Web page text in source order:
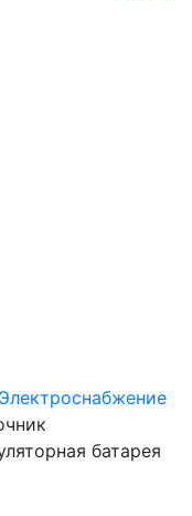
Электроснабжение
батарея